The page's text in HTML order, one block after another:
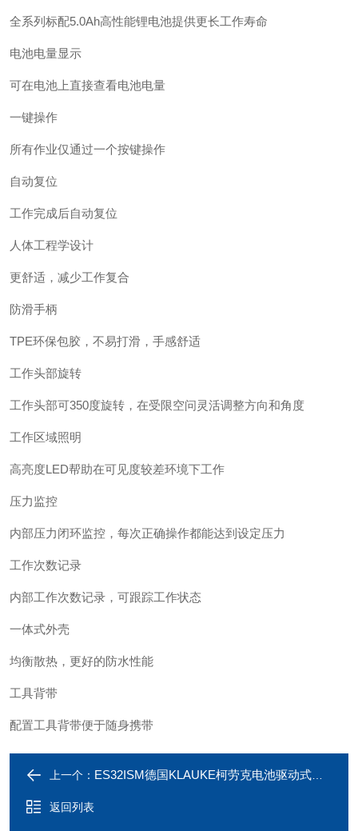
全系列标配5.0Ah高性能锂电池提供更长工作寿命
电池电量显示
可在电池上直接查看电池电量
一键操作
所有作业仅通过一个按键操作
自动复位
工作完成后自动复位
人体工程学设计
更舒适，减少工作复合
防滑手柄
TPE环保包胶，不易打滑，手感舒适
工作头部旋转
工作头部可350度旋转，在受限空问灵活调整方向和角度
工作区域照明
高亮度LED帮助在可见度较差环境下工作
压力监控
内部压力闭环监控，每次正确操作都能达到设定压力
工作次数记录
内部工作次数记录，可跟踪工作状态
一体式外壳
均衡散热，更好的防水性能
工具背带
配置工具背带便于随身携带
上一个： ES32ISM德国KLAUKE柯劳克电池驱动式液压剪切工具
返回列表